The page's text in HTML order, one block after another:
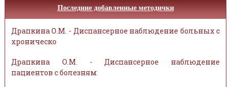
Последние добавленные методички
Драпкина О.М. - Диспансерное наблюдение больных с
хроническо
Драпкина О.М. - Диспансерное наблюдение
пациентов с болезням